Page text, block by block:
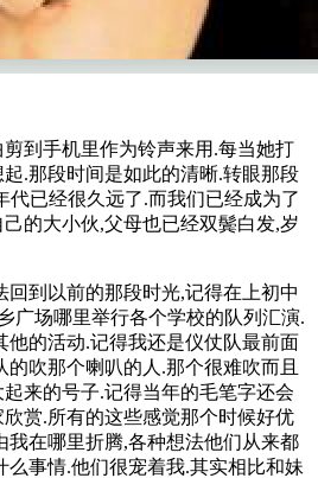
到手机里作为铃声来用.每当她打
.那段时间是如此的清晰.转眼那段
代已经很久远了.而我们已经成为了
的大小伙,父母也已经双鬓白发,岁
回到以前的那段时光,记得在上初中
广场哪里举行各个学校的队列汇演.
他的活动.记得我还是仪仗队最前面
吹那个喇叭的人.那个很难吹而且
来的号子.记得当年的毛笔字还会
赏.所有的这些感觉那个时候好优
我在哪里折腾,各种想法他们从来都
么事情.他们很宠着我.其实相比和妹